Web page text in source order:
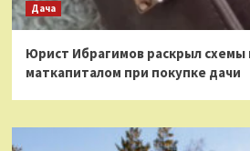
Дача
Юрист Ибрагимов раскрыл схемы
маткапиталом при покупке дачи